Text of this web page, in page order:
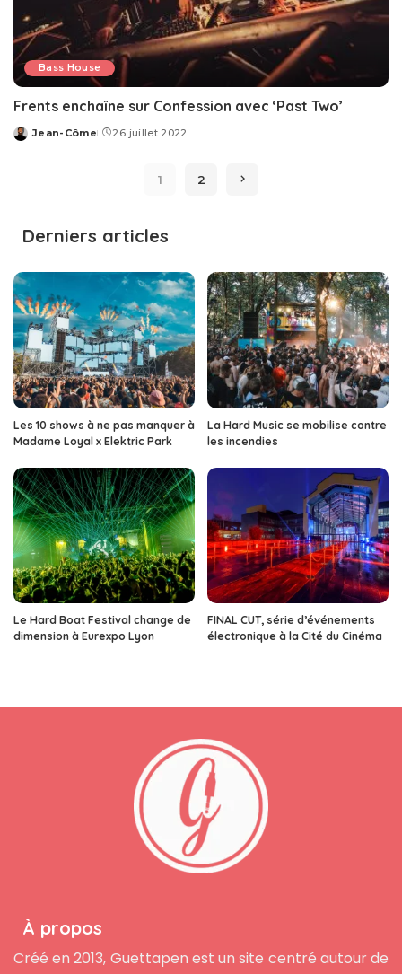
Bass House
Frents enchaîne sur Confession avec ‘Past Two’
Posted
Jean-Côme 26 juillet 2022
1 2
Derniers articles
Les 10 shows à ne pas manquer à
Madame Loyal x Elektric Park
La Hard Music se mobilise contre
les incendies
Le Hard Boat Festival change de
dimension à Eurexpo Lyon
FINAL CUT, série d’événements
électronique à la Cité du Cinéma
À propos
Créé en 2013, Guettapen est un site centré autour de